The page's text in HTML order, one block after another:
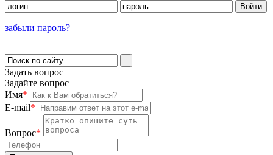
забыли пароль?
Задать вопрос
Задайте вопрос
Имя*
E-mail*
Вопрос*